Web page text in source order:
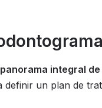
integral
un plan de